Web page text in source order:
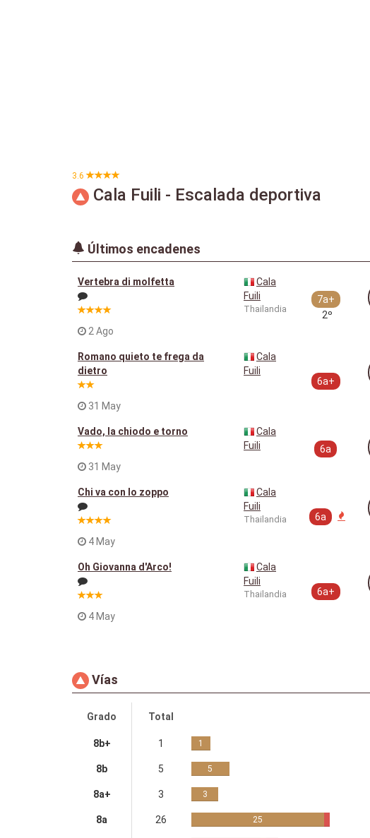
3.6
Cala Fuili - Escalada deportiva
Últimos encadenes
Vertebra di molfetta
2 Ago
Cala
Fuili
Thailandia
7a+
2º
Romano quieto te frega da
dietro
31 May
Cala
Fuili
6a+
Vado, la chiodo e torno
31 May
Cala
Fuili
6a
Chi va con lo zoppo
4 May
Cala
Fuili
Thailandia 6a
Oh Giovanna d'Arco!
4 May
Cala
Fuili
Thailandia 6a+
Vías
Grado Total
8b+ 1 1
8b 5 5
8a+ 3 3
8a 26 25